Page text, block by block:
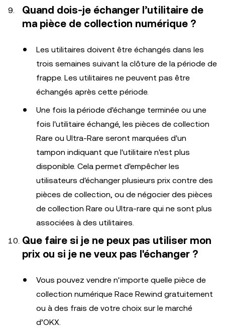
Quand dois-je échanger l’utilitaire de
ma pièce de collection numérique ?
Les utilitaires doivent être échangés dans les
trois semaines suivant la clôture de la période de
frappe. Les utilitaires ne peuvent pas être
échangés après cette période.
Une fois la période d'échange terminée ou une
fois l'utilitaire échangé, les pièces de collection
Rare ou Ultra-Rare seront marquées d'un
tampon indiquant que l'utilitaire n'est plus
disponible. Cela permet d'empêcher les
utilisateurs d'échanger plusieurs prix contre des
pièces de collection, ou de négocier des pièces
de collection Rare ou Ultra-rare qui ne sont plus
associées à des utilitaires.
Que faire si je ne peux pas utiliser mon
prix ou si je ne veux pas l'échanger ?
Vous pouvez vendre n'importe quelle pièce de
collection numérique Race Rewind gratuitement
ou à des frais de votre choix sur le marché
d’OKX.